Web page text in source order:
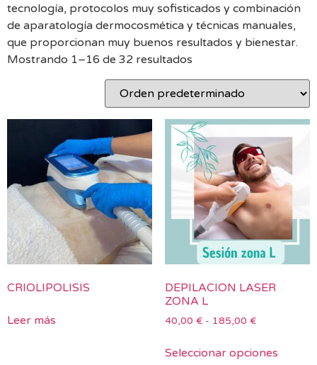
tecnología, protocolos muy sofisticados y combinación
de aparatología dermocosmética y técnicas manuales,
que proporcionan muy buenos resultados y bienestar.
Mostrando 1–16 de 32 resultados
CRIOLIPOLISIS
Leer más
DEPILACION LASER
ZONA L
40,00 € - 185,00 €
Seleccionar opciones